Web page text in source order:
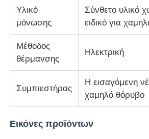
Υλικό
μόνωσης
Σύνθετο υλικό
ειδικό για
Μέθοδος
θέρμανσης
Ηλεκτρική
Συμπιεστήρας
Η εισαγόμενη
χαμηλό θόρυβο
Εικόνες προϊόντων